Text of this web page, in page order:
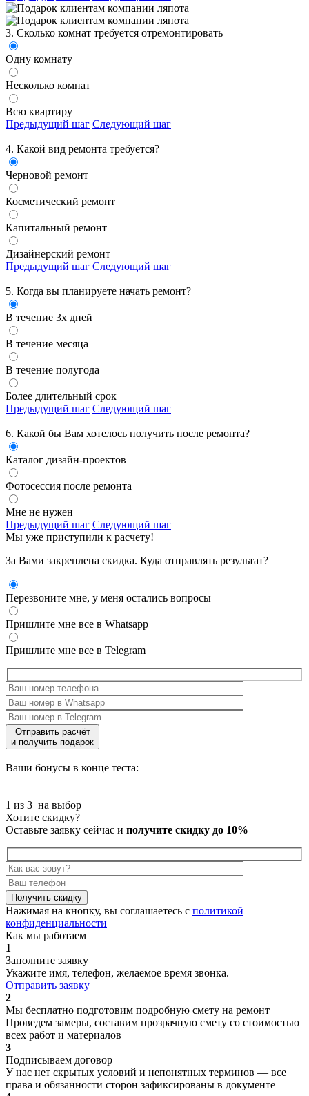
3. Сколько комнат требуется отремонтировать
Одну комнату
Несколько комнат
Всю квартиру
Предыдущий шаг Следующий шаг
4. Какой вид ремонта требуется?
Черновой ремонт
Косметический ремонт
Капитальный ремонт
Дизайнерский ремонт
Предыдущий шаг Следующий шаг
5. Когда вы планируете начать ремонт?
В течение 3х дней
В течение месяца
В течение полугода
Более длительный срок
Предыдущий шаг Следующий шаг
6. Какой бы Вам хотелось получить после ремонта?
Каталог дизайн-проектов
Фотосессия после ремонта
Мне не нужен
Предыдущий шаг Следующий шаг
Мы уже приступили к расчету!
За Вами закреплена скидка. Куда отправлять результат?
Перезвоните мне, у меня остались вопросы
Пришлите мне все в Whatsapp
Пришлите мне все в Telegram
Отправить расчёт
и получить подарок
Ваши бонусы в конце теста:
1 из 3 на выбор
Хотите скидку?
Оставьте заявку сейчас и получите скидку до 10%
Получить скидку
Нажимая на кнопку, вы соглашаетесь с политикой
конфиденциальности
Как мы работаем
1
Заполните заявку
Укажите имя, телефон, желаемое время звонка.
Отправить заявку
2
Мы бесплатно подготовим подробную смету на ремонт
Проведем замеры, составим прозрачную смету со стоимостью
всех работ и материалов
3
Подписываем договор
У нас нет скрытых условий и непонятных терминов — все
права и обязанности сторон зафиксированы в документе